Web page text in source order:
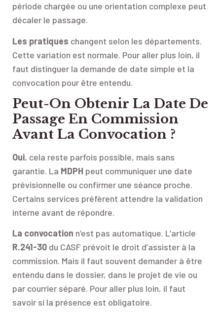
période chargée ou une orientation complexe peut
décaler le passage.
Les pratiques changent selon les départements.
Cette variation est normale. Pour aller plus loin, il
faut distinguer la demande de date simple et la
convocation pour être entendu.
Peut-On Obtenir La Date De
Passage En Commission
Avant La Convocation ?
Oui, cela reste parfois possible, mais sans
garantie. La MDPH peut communiquer une date
prévisionnelle ou confirmer une séance proche.
Certains services préfèrent attendre la validation
interne avant de répondre.
La convocation n’est pas automatique. L’article
R.241-30 du CASF prévoit le droit d’assister à la
commission. Mais il faut souvent demander à être
entendu dans le dossier, dans le projet de vie ou
par courrier séparé. Pour aller plus loin, il faut
savoir si la présence est obligatoire.